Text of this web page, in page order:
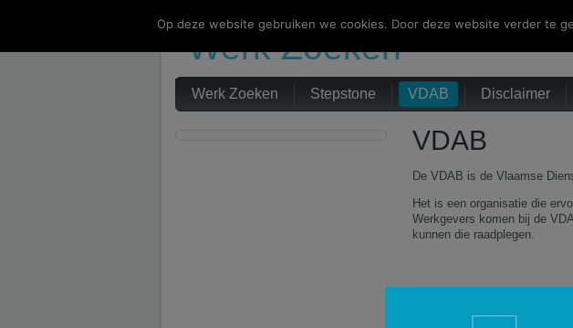
Werk Zoeken
Werk Zoeken Stepstone VDAB Disclaimer
VDAB
De VDAB is de Vlaamse
Het is een organisatie die
Werkgevers komen bij de
kunnen die raadplegen.
Op deze website gebruiken we cookies. Door deze website verder te